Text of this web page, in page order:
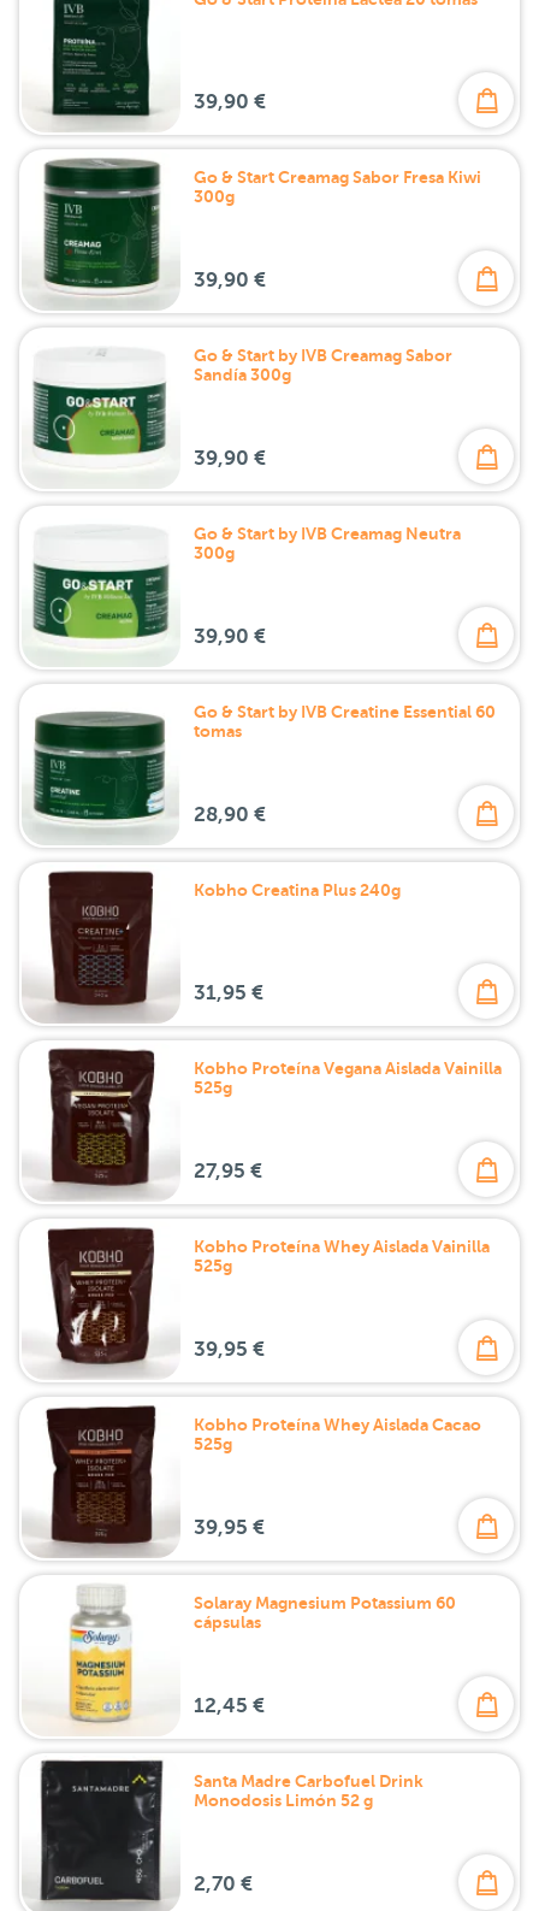
39,90 €
Go & Start Creamag Sabor Fresa Kiwi
300g
39,90 €
Go & Start by IVB Creamag Sabor
Sandía 300g
39,90 €
Go & Start by IVB Creamag Neutra
300g
39,90 €
Go & Start by IVB Creatine Essential 60
tomas
28,90 €
Kobho Creatina Plus 240g
31,95 €
Kobho Proteína Vegana Aislada Vainilla
525g
27,95 €
Kobho Proteína Whey Aislada Vainilla
525g
39,95 €
Kobho Proteína Whey Aislada Cacao
525g
39,95 €
Solaray Magnesium Potassium 60
cápsulas
12,45 €
Santa Madre Carbofuel Drink
Monodosis Limón 52 g
2,70 €